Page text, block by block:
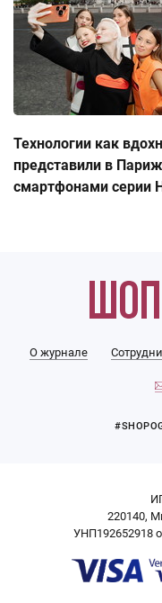
Технологии как
представили в
смартфонами серии
О журнале
220140,
УНП192652918